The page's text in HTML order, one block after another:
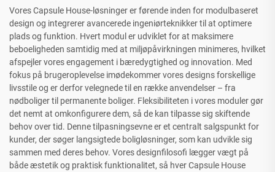
Vores Capsule House-løsninger er førende inden for modulbaseret
design og integrerer avancerede ingeniørteknikker til at optimere
plads og funktion. Hvert modul er udviklet for at maksimere
beboeligheden samtidig med at miljøpåvirkningen minimeres, hvilket
afspejler vores engagement i bæredygtighed og innovation. Med
fokus på brugeroplevelse imødekommer vores designs forskellige
livsstile og er derfor velegnede til en række anvendelser – fra
nødboliger til permanente boliger. Fleksibiliteten i vores moduler gør
det nemt at omkonfigurere dem, så de kan tilpasse sig skiftende
behov over tid. Denne tilpasningsevne er et centralt salgspunkt for
kunder, der søger langsigtede boligløsninger, som kan udvikle sig
sammen med deres behov. Vores designfilosofi lægger vægt på
både æstetik og praktisk funktionalitet, så hver Capsule House